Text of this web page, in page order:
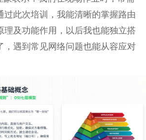
过此次培训，我能清晰的掌握路由
理及功能作用，以后我也能独立搭
，遇到常见网络问题也能从容应对